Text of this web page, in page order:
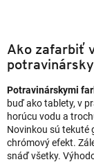
Ako zafarbiť
Potravinárskymi
buď ako tablety, v
horúcu vodu a
Novinkou sú tekuté
chrómový efekt.
snáď všetky.